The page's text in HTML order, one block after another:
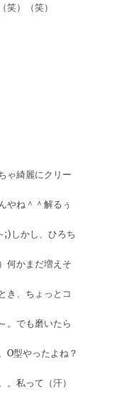
笑）（笑）
ゃ綺麗にクリー
やね＾＾解るぅ
しかし、ひろち
何かまだ増えそ
き、ちょっとコ
。でも磨いたら
O型やったよね？
。私って（汗）